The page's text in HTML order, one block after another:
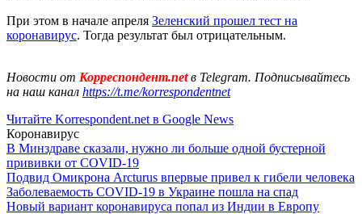
При этом в начале апреля Зеленский прошел тест на
коронавирус. Тогда результат был отрицательным.
Новости от Корреспондент.netв Telegram. Подписывайтесь
на наш канал https://t.me/korrespondentnet
Читайте Korrespondent.net в Google News
Коронавирус
В Минздраве сказали, нужно ли больше одной бустерной
прививки от COVID-19
Подвид Омикрона Arcturus впервые привел к гибели человека
Заболеваемость COVID-19 в Украине пошла на спад
Новый вариант коронавируса попал из Индии в Европу